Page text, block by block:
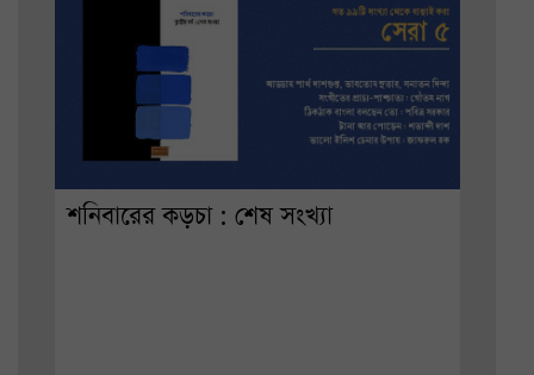
শনিবারের কড়চা : শেষ সংখ্যা